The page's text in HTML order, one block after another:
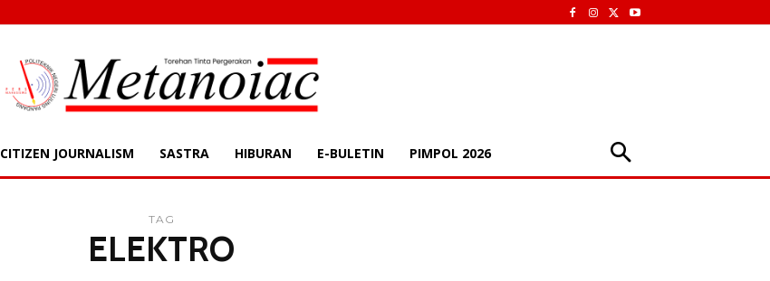
CITIZEN JOURNALISM SASTRA HIBURAN E-BULETIN PIMPOL 2026
TAG
ELEKTRO